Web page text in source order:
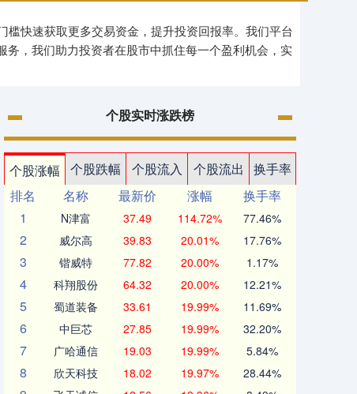
快速获取更多交易资金，提升投资回报率。我们平台
，我们助力投资者在股市中抓住每一个盈利机会，实
个股实时涨跌榜
个股涨幅 个股跌幅 个股流入 个股流出
换手率
排名
名称 最新价 涨幅
换手率
1
N津富 37.49 114.72% 77.46%
2 威尔高 39.83 20.01% 17.76%
3 锴威特 77.82 20.00% 1.17%
4 科翔股份 64.32 20.00% 12.21%
5 蜀道装备 33.61 19.99% 11.69%
6 中巨芯 27.85 19.99% 32.20%
7 广哈通信 19.03 19.99% 5.84%
8 欣天科技 18.02 19.97% 28.44%